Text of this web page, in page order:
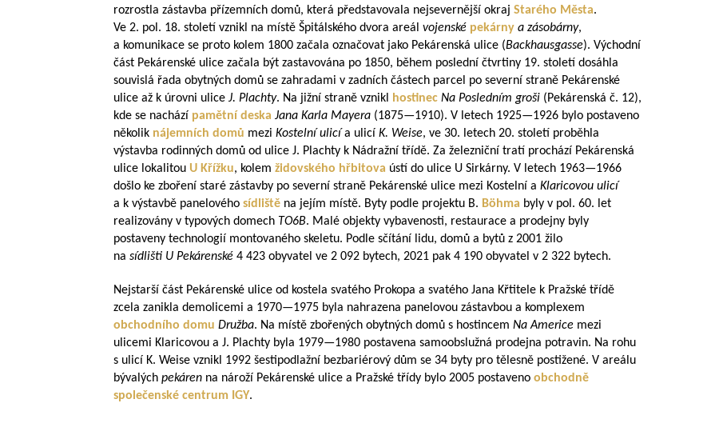
rozrostla zástavba přízemních domů, která představovala nejsevernější okraj Starého Města.
Ve 2. pol. 18. století vznikl na místě Špitálského dvora areál vojenské pekárny a zásobárny,
a komunikace se proto kolem 1800 začala označovat jako Pekárenská ulice (Backhausgasse). Východní
část Pekárenské ulice začala být zastavována po 1850, během poslední čtvrtiny 19. století dosáhla
souvislá řada obytných domů se zahradami v zadních částech parcel po severní straně Pekárenské
ulice až k úrovni ulice J. Plachty. Na jižní straně vznikl hostinec Na Posledním groši (Pekárenská č. 12),
kde se nachází pamětní deska Jana Karla Mayera (1875—1910). V letech 1925—1926 bylo postaveno
několik nájemních domů mezi Kostelní ulicía ulicí K. Weise, ve 30. letech 20. století proběhla
výstavba rodinných domů od ulice J. Plachty k Nádražní třídě. Za železniční tratí prochází Pekárenská
ulice lokalitou U Křížku, kolem židovského hřbitova ústí do ulice U Sirkárny. V letech 1963—1966
došlo ke zboření staré zástavby po severní straně Pekárenské ulice mezi Kostelní a Klaricovou ulicí
a k výstavbě panelového sídliště na jejím místě. Byty podle projektu B. Böhma byly v pol. 60. let
realizovány v typových domech TO6B. Malé objekty vybavenosti, restaurace a prodejny byly
postaveny technologií montovaného skeletu. Podle sčítání lidu, domů a bytů z 2001 žilo
na sídlišti U Pekárenské 4 423 obyvatel ve 2 092 bytech, 2021 pak 4 190 obyvatel v 2 322 bytech.
Nejstarší část Pekárenské ulice od kostela svatého Prokopa a svatého Jana Křtitele k Pražské třídě
zcela zanikla demolicemi a 1970—1975 byla nahrazena panelovou zástavbou a komplexem
obchodního domu Družba. Na místě zbořených obytných domů s hostincem Na Americe mezi
ulicemi Klaricovou a J. Plachty byla 1979—1980 postavena samoobslužná prodejna potravin. Na rohu
s ulicí K. Weise vznikl 1992 šestipodlažní bezbariérový dům se 34 byty pro tělesně postižené. V areálu
bývalých pekáren na nároží Pekárenské ulice a Pražské třídy bylo 2005 postaveno obchodně
společenské centrum IGY.